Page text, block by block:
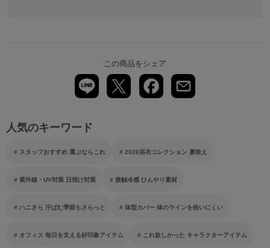
この商品をシェア
人気のキーワード
スタッフおすすめ 選ぶならこれ 2026浴衣コレクション 夏映え
紫外線・UV対策 日焼け対策 接触冷感 ひんやり素材
ハニさら 汗ばむ季節もさらっと 体型カバー 体のラインを拾いにくい
オフィス 毎日を支える好印象アイテム これ欲しかった キャラクターアイテム